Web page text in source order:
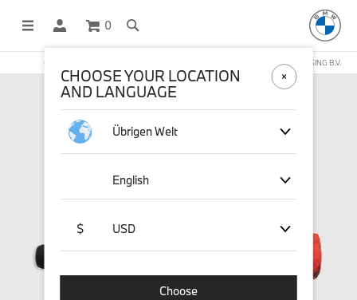
0
OFFICIAL BMW LIFESTYLE SHOP OPERATED BY STICHD SPORTMERCHANDISING B.V.
CHOOSE YOUR LOCATION
AND LANGUAGE
Übrigen Welt
English
$ USD
Choose